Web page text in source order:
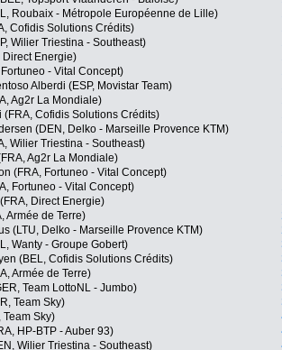
Roubaix - Métropole Européenne de Lille)
Cofidis Solutions Crédits)
Wilier Triestina - Southeast)
Direct Energie)
- Vital Concept)
Alberdi (ESP, Movistar Team)
Ag2r La Mondiale)
(FRA, Cofidis Solutions Crédits)
(DEN, Delko - Marseille Provence KTM)
Wilier Triestina - Southeast)
Ag2r La Mondiale)
(FRA, Fortuneo - Vital Concept)
Fortuneo - Vital Concept)
Direct Energie)
Armée de Terre)
(LTU, Delko - Marseille Provence KTM)
Wanty - Groupe Gobert)
(BEL, Cofidis Solutions Crédits)
Armée de Terre)
Team LottoNL - Jumbo)
Team Sky)
Team Sky)
HP-BTP - Auber 93)
Wilier Triestina - Southeast)